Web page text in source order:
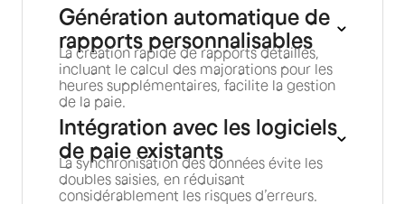
Génération automatique de
rapports personnalisables
La création rapide de rapports détaillés,
incluant le calcul des majorations pour les
heures supplémentaires, facilite la gestion
de la paie.
Intégration avec les logiciels
de paie existants
La synchronisation des données évite les
doubles saisies, en réduisant
considérablement les risques d’erreurs.